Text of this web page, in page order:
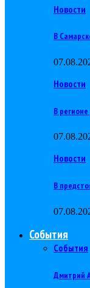
Новости
В
Новости
В
Новости
В
События
События
Дмитрий